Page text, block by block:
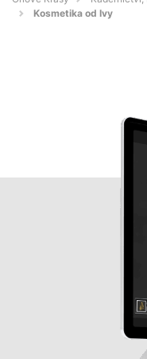
Kosmetika od Ivy